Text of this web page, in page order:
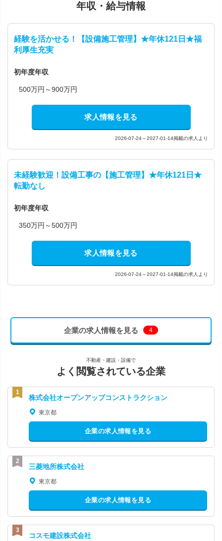
年収・給与情報
経験を活かせる！【設備施工管理】★年休121日★福
利厚生充実
初年度年収
500万円～900万円
求人情報を見る
2026-07-24～2027-01-14掲載の求人より
未経験歓迎！設備工事の【施工管理】★年休121日★
転勤なし
初年度年収
350万円～500万円
求人情報を見る
2026-07-24～2027-01-14掲載の求人より
企業の求人情報を見る 4
不動産・建設・設備で
よく閲覧されている企業
株式会社オープンアップコンストラクション
東京都
企業の求人情報を見る
三菱地所株式会社
東京都
企業の求人情報を見る
コスモ建設株式会社